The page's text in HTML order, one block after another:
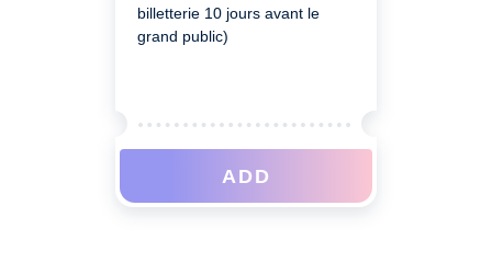
billetterie 10 jours avant le
grand public)
ADD